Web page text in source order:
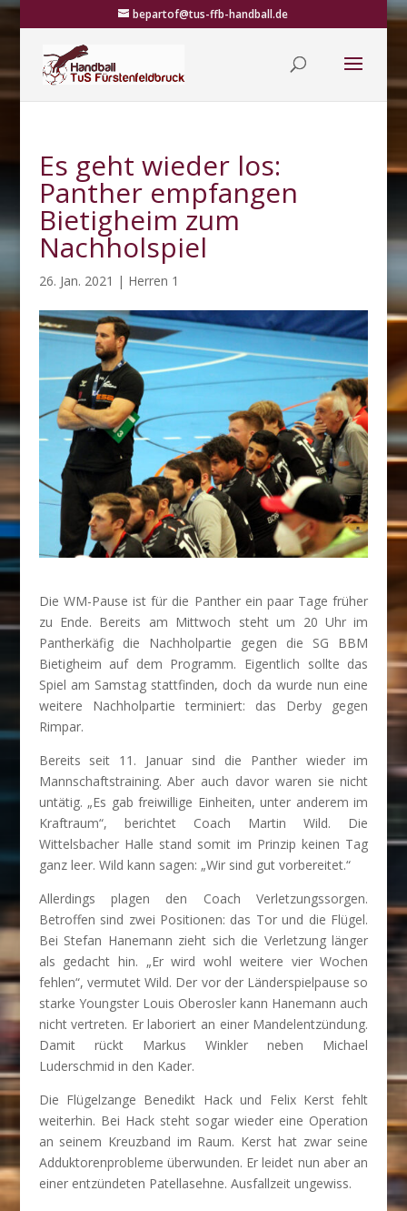
bepartof@tus-ffb-handball.de
Es geht wieder los:
Panther empfangen
Bietigheim zum
Nachholspiel
26. Jan. 2021 | Herren 1
Die WM-Pause ist für die Panther ein paar Tage früher
zu Ende. Bereits am Mittwoch steht um 20 Uhr im
Pantherkäfig die Nachholpartie gegen die SG BBM
Bietigheim auf dem Programm. Eigentlich sollte das
Spiel am Samstag stattfinden, doch da wurde nun eine
weitere Nachholpartie terminiert: das Derby gegen
Rimpar.
Bereits seit 11. Januar sind die Panther wieder im
Mannschaftstraining. Aber auch davor waren sie nicht
untätig. „Es gab freiwillige Einheiten, unter anderem im
Kraftraum“, berichtet Coach Martin Wild. Die
Wittelsbacher Halle stand somit im Prinzip keinen Tag
ganz leer. Wild kann sagen: „Wir sind gut vorbereitet.“
Allerdings plagen den Coach Verletzungssorgen.
Betroffen sind zwei Positionen: das Tor und die Flügel.
Bei Stefan Hanemann zieht sich die Verletzung länger
als gedacht hin. „Er wird wohl weitere vier Wochen
fehlen“, vermutet Wild. Der vor der Länderspielpause so
starke Youngster Louis Oberosler kann Hanemann auch
nicht vertreten. Er laboriert an einer Mandelentzündung.
Damit rückt Markus Winkler neben Michael
Luderschmid in den Kader.
Die Flügelzange Benedikt Hack und Felix Kerst fehlt
weiterhin. Bei Hack steht sogar wieder eine Operation
an seinem Kreuzband im Raum. Kerst hat zwar seine
Adduktorenprobleme überwunden. Er leidet nun aber an
einer entzündeten Patellasehne. Ausfallzeit ungewiss.